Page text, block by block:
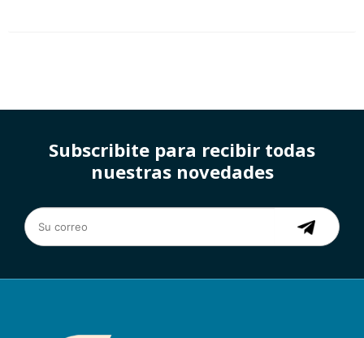
Subscribite para recibir todas
nuestras novedades